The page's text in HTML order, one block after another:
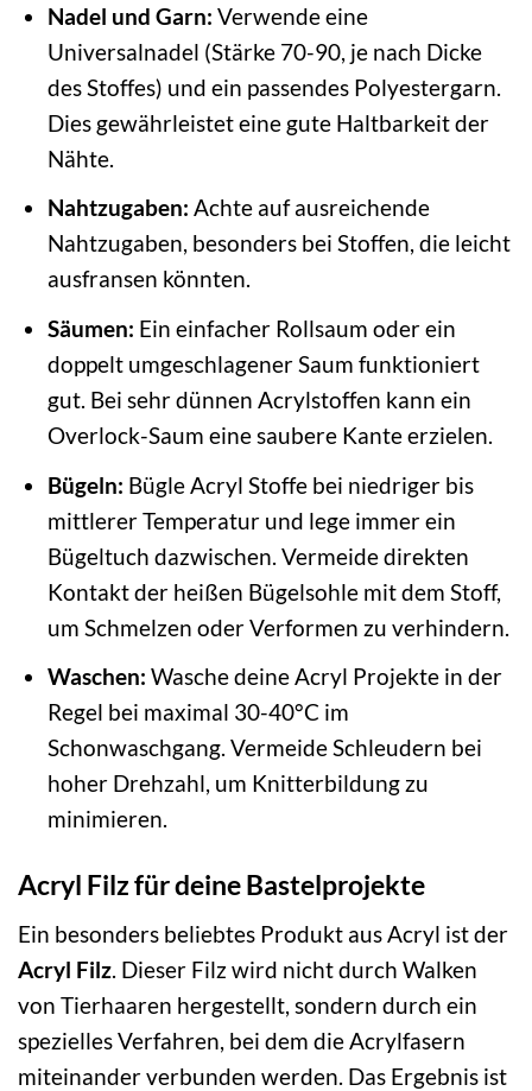
Nadel und Garn: Verwende eine
Universalnadel (Stärke 70-90, je nach Dicke
des Stoffes) und ein passendes Polyestergarn.
Dies gewährleistet eine gute Haltbarkeit der
Nähte.
Nahtzugaben: Achte auf ausreichende
Nahtzugaben, besonders bei Stoffen, die leicht
ausfransen könnten.
Säumen: Ein einfacher Rollsaum oder ein
doppelt umgeschlagener Saum funktioniert
gut. Bei sehr dünnen Acrylstoffen kann ein
Overlock-Saum eine saubere Kante erzielen.
Bügeln: Bügle Acryl Stoffe bei niedriger bis
mittlerer Temperatur und lege immer ein
Bügeltuch dazwischen. Vermeide direkten
Kontakt der heißen Bügelsohle mit dem Stoff,
um Schmelzen oder Verformen zu verhindern.
Waschen: Wasche deine Acryl Projekte in der
Regel bei maximal 30-40°C im
Schonwaschgang. Vermeide Schleudern bei
hoher Drehzahl, um Knitterbildung zu
minimieren.
Acryl Filz für deine Bastelprojekte
Ein besonders beliebtes Produkt aus Acryl ist der
Acryl Filz. Dieser Filz wird nicht durch Walken
von Tierhaaren hergestellt, sondern durch ein
spezielles Verfahren, bei dem die Acrylfasern
miteinander verbunden werden. Das Ergebnis ist